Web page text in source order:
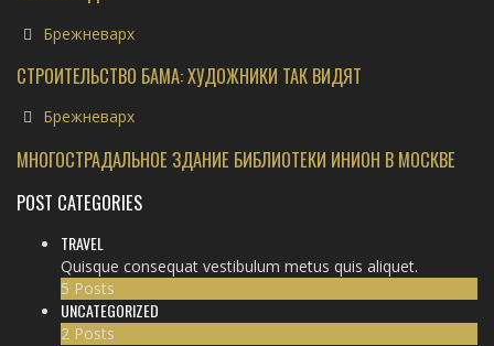
Брежневарх
СТРОИТЕЛЬСТВО БАМА: ХУДОЖНИКИ ТАК ВИДЯТ
Брежневарх
МНОГОСТРАДАЛЬНОЕ ЗДАНИЕ БИБЛИОТЕКИ ИНИОН В МОСКВЕ
POST CATEGORIES
TRAVEL
Quisque consequat vestibulum metus quis aliquet.
5 Posts
UNCATEGORIZED
2 Posts